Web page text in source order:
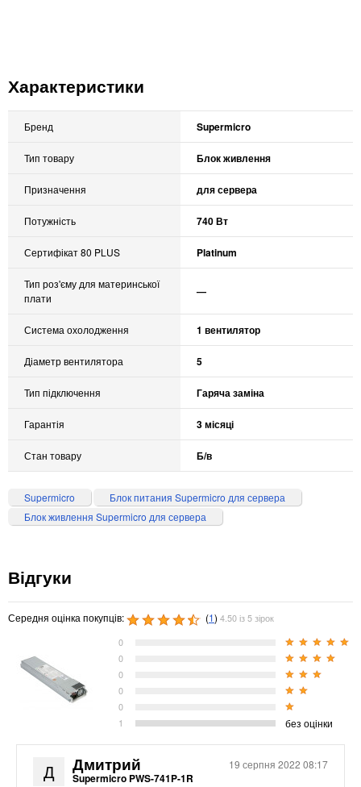
Характеристики
Бренд Supermicro
Тип товару Блок живлення
Призначення для сервера
Потужність 740 Вт
Сертифікат 80 PLUS Platinum
Тип роз'єму для материнської
плати
—
Система охолодження 1 вентилятор
Діаметр вентилятора 5
Тип підключення Гаряча заміна
Гарантія 3 місяці
Стан товару Б/в
Supermicro
Блок питания Supermicro для сервера
Блок живлення Supermicro для сервера
Відгуки
Середня оцінка покупців: (1) 4.50 із 5 зірок
0
0
0
0
0
1
без оцінки
19 серпня 2022 08:17
Д Дмитрий
Supermicro PWS-741P-1R